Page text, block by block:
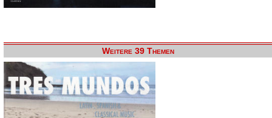
Weitere 39 Themen